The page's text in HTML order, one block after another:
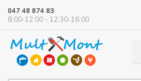
047 48 874 83
8:00-12:00 - 12:30-16:00